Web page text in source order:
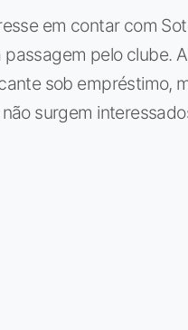
em contar com
pelo clube.
sob empréstimo,
surgem